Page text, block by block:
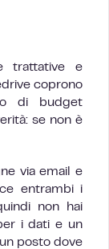
trattative e
coprono
di budget
se non è
via email e
entrambi i
non hai
i dati e un
posto dove